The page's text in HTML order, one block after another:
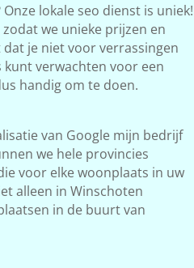
lokale seo dienst is uniek!
we unieke prijzen en
je niet voor verrassingen
verwachten voor een
handig om te doen.
van Google mijn bedrijf
we hele provincies
voor elke woonplaats in uw
alleen in Winschoten
in de buurt van